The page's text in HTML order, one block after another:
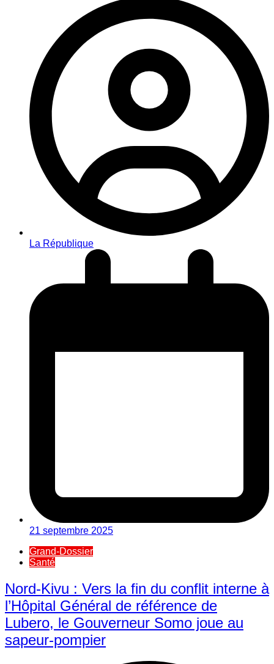
La République
21 septembre 2025
Grand-Dossier
Santé
Nord-Kivu : Vers la fin du conflit interne à
l’Hôpital Général de référence de
Lubero, le Gouverneur Somo joue au
sapeur-pompier